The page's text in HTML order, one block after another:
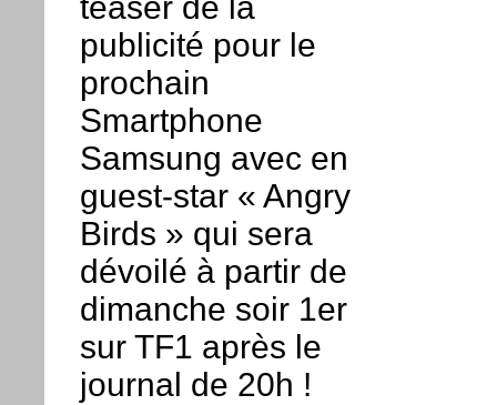
teaser de la
publicité pour le
prochain
Smartphone
Samsung avec en
guest-star « Angry
Birds » qui sera
dévoilé à partir de
dimanche soir 1er
sur TF1 après le
journal de 20h !